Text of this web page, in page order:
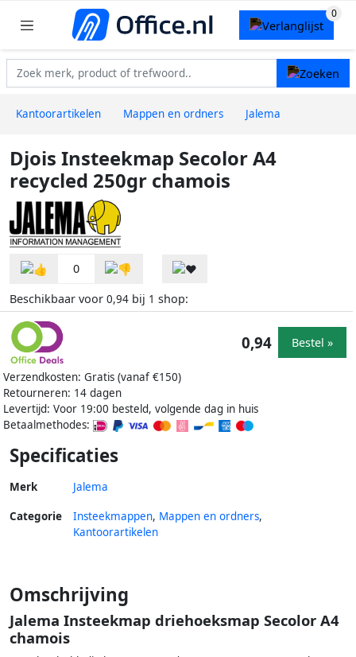
Kantoorartikelen Mappen en ordners Jalema
Djois Insteekmap Secolor A4
recycled 250gr chamois
0
Beschikbaar voor 0,94 bij 1 shop:
Verzendkosten: Gratis (vanaf €150)
Retourneren: 14 dagen
Levertijd: Voor 19:00 besteld, volgende dag in huis
Betaalmethodes:
0,94 Bestel »
Specificaties
Merk Jalema
Categorie Insteekmappen, Mappen en ordners,
Kantoorartikelen
Omschrijving
Jalema Insteekmap driehoeksmap Secolor A4
chamois